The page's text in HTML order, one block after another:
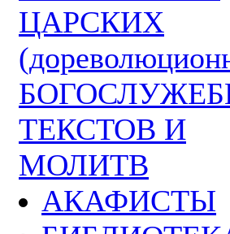
ЦАРСКИХ
ТЕКСТОВ И
МОЛИТВ
АКАФИСТЫ